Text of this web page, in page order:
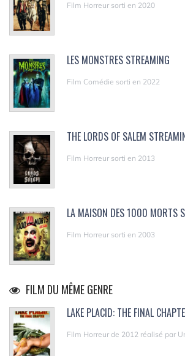
Film Horreur sorti en 2020
LES MONSTRES STREAMING
Film Comédie sorti en 2022
THE LORDS OF SALEM
Film Horreur sorti en 2013
LA MAISON DES 1000 MORTS
Film Horreur sorti en 2003
FILM DU MÊME GENRE
LAKE PLACID: THE FINAL
Film Horreur de 2012 réalisé par